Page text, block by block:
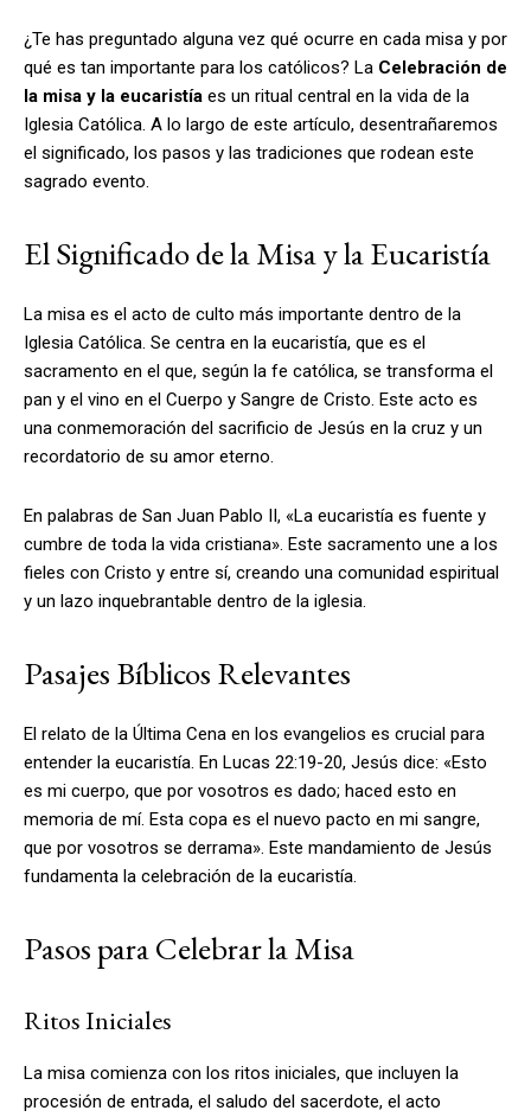
¿Te has preguntado alguna vez qué ocurre en cada misa y por
qué es tan importante para los católicos? La Celebración de
la misa y la eucaristía es un ritual central en la vida de la
Iglesia Católica. A lo largo de este artículo, desentrañaremos
el significado, los pasos y las tradiciones que rodean este
sagrado evento.
El Significado de la Misa y la Eucaristía
La misa es el acto de culto más importante dentro de la
Iglesia Católica. Se centra en la eucaristía, que es el
sacramento en el que, según la fe católica, se transforma el
pan y el vino en el Cuerpo y Sangre de Cristo. Este acto es
una conmemoración del sacrificio de Jesús en la cruz y un
recordatorio de su amor eterno.
En palabras de San Juan Pablo II, «La eucaristía es fuente y
cumbre de toda la vida cristiana». Este sacramento une a los
fieles con Cristo y entre sí, creando una comunidad espiritual
y un lazo inquebrantable dentro de la iglesia.
Pasajes Bíblicos Relevantes
El relato de la Última Cena en los evangelios es crucial para
entender la eucaristía. En Lucas 22:19-20, Jesús dice: «Esto
es mi cuerpo, que por vosotros es dado; haced esto en
memoria de mí. Esta copa es el nuevo pacto en mi sangre,
que por vosotros se derrama». Este mandamiento de Jesús
fundamenta la celebración de la eucaristía.
Pasos para Celebrar la Misa
Ritos Iniciales
La misa comienza con los ritos iniciales, que incluyen la
procesión de entrada, el saludo del sacerdote, el acto